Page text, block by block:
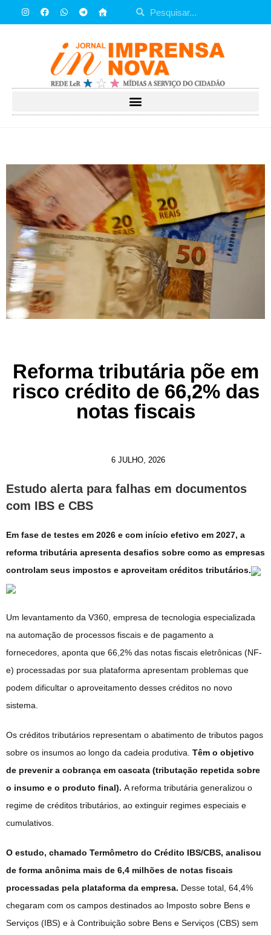
Reforma tributária põe em
risco crédito de 66,2% das
notas fiscais
6 JULHO, 2026
Estudo alerta para falhas em documentos
com IBS e CBS
Em fase de testes em 2026 e com início efetivo em 2027, a
reforma tributária apresenta desafios sobre como as empresas
controlam seus impostos e aproveitam créditos tributários.
Um levantamento da V360, empresa de tecnologia especializada
na automação de processos fiscais e de pagamento a
fornecedores, aponta que 66,2% das notas fiscais eletrônicas (NF-
e) processadas por sua plataforma apresentam problemas que
podem dificultar o aproveitamento desses créditos no novo
sistema.
Os créditos tributários representam o abatimento de tributos pagos
sobre os insumos ao longo da cadeia produtiva. Têm o objetivo
de prevenir a cobrança em cascata (tributação repetida sobre
o insumo e o produto final). A reforma tributária generalizou o
regime de créditos tributários, ao extinguir regimes especiais e
cumulativos.
O estudo, chamado Termômetro do Crédito IBS/CBS, analisou
de forma anônima mais de 6,4 milhões de notas fiscais
processadas pela plataforma da empresa. Desse total, 64,4%
chegaram com os campos destinados ao Imposto sobre Bens e
Serviços (IBS) e à Contribuição sobre Bens e Serviços (CBS) sem